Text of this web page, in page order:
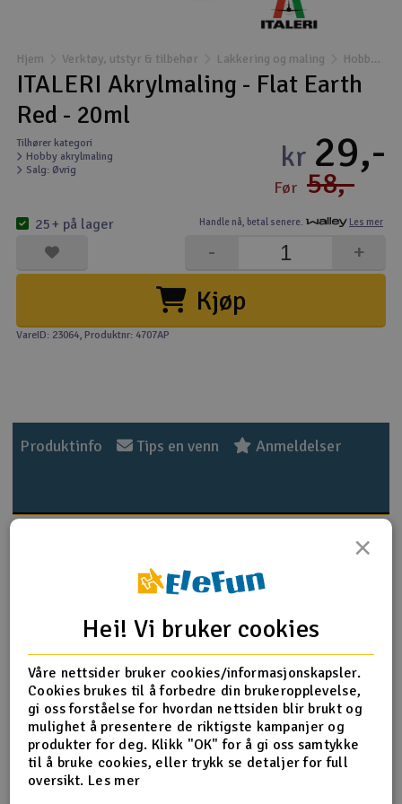
Droner
Droner for FPV
Fly
Helikopter
Kamerautstyr
Modellbygging, LEGO & byggesett
Modelljernbane
Outlet
Raketter
Smarthjem, lek & hobby
Solenergi
Sparkesykler & elkjøretøy
Verktøy, utstyr & tilbehør
Gavekort
Hjem Verktøy, utstyr & tilbehør Lakkering og maling Hobby akrylmaling
ITALERI Akrylmaling - Flat Earth
Red - 20ml
Tilhører kategori
Hobby akrylmaling
Salg: Øvrig
Handle nå, betal senere. Les mer
kr 29,-
Før 58,-
Kjøp
+
-
25+ på lager
VareID: 23064, Produktnr: 4707AP
Produktinfo Tips en venn Anmeldelser
Vannbasert akrylmaling er enkelt å bruke, og ideell for
både pensel og airbrush. Den er pålitelig og gir
kvalitetsresultater. Malingen er ikke giftig, ikke
brannfarlig, og uten skadelig avdampning. Flaskenes
doseringstut kan du bruke for å få ut en nøyaktig mengde,
eller du kan skru av hele toppen og dyppe penselen
direkte.
Det anbefales å riste beholderen godt før bruk.
Innhold
20ml
F.S.
30117
×
Hei! Vi bruker cookies
Våre nettsider bruker cookies/informasjonskapsler.
Cookies brukes til å forbedre din brukeropplevelse,
gi oss forståelse for hvordan nettsiden blir brukt og
mulighet å presentere de riktigste kampanjer og
produkter for deg. Klikk "OK" for å gi oss samtykke
til å bruke cookies, eller trykk se detaljer for full
oversikt. Les mer